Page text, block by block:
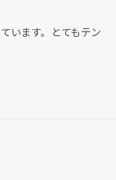
います。とてもテン